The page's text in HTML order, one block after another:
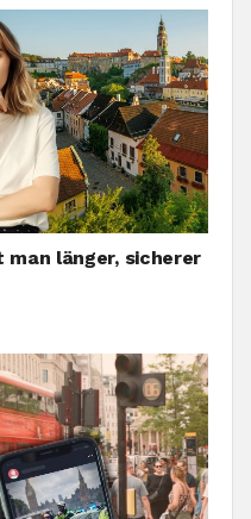
man länger, sicherer